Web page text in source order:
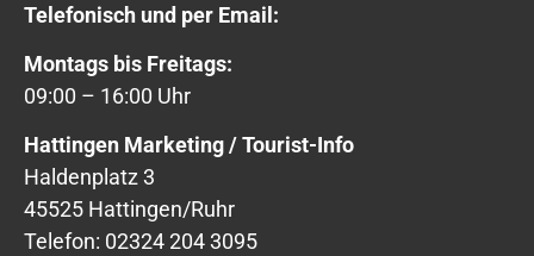
Telefonisch und per Email:
Montags bis Freitags:
09:00 – 16:00 Uhr
Hattingen Marketing / Tourist-Info
Haldenplatz 3
45525 Hattingen/Ruhr
Telefon: 02324 204 3095